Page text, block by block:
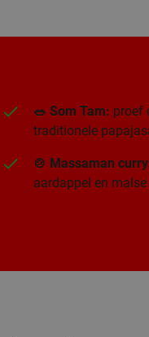
🥗 Som Tam: proef
traditionele
🍲 Massaman
aardappel en